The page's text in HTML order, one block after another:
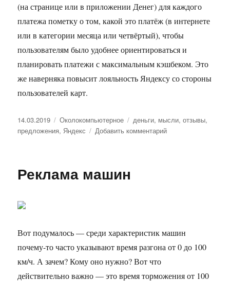
(на странице или в приложении Денег) для каждого
платежа пометку о том, какой это платёж (в интернете
или в категории месяца или четвёртый), чтобы
пользователям было удобнее ориентироваться и
планировать платежи с максимальным кэшбеком. Это
же наверняка повысит лояльность Яндексу со стороны
пользователей карт.
Опубликовано
14.03.2019 Рубрики
Околокомпьютерное Метки
деньги, мысли,отзывы,
предложения, Яндекс Добавить комментарий
Реклама машин
Вот подумалось — среди характеристик машин
почему-то часто указывают время разгона от 0 до 100
км/ч. А зачем? Кому оно нужно? Вот что
действительно важно — это время торможения от 100